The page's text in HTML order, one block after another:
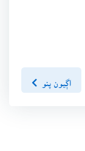
اڳيون پنو